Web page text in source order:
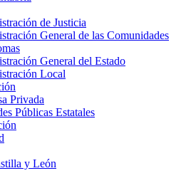
de Justicia
General de las Comunidades
General del Estado
Local
Privada
Públicas Estatales
y León